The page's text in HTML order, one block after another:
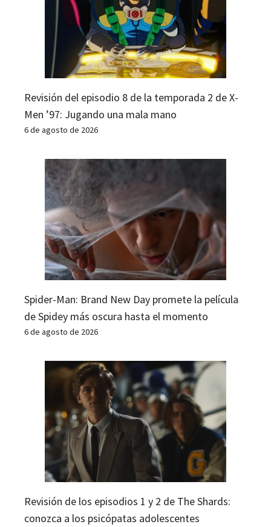
Revisión del episodio 8 de la temporada 2 de X-
Men ’97: Jugando una mala mano
6 de agosto de 2026
Spider-Man: Brand New Day promete la película
de Spidey más oscura hasta el momento
6 de agosto de 2026
Revisión de los episodios 1 y 2 de The Shards:
conozca a los psicópatas adolescentes